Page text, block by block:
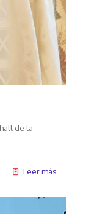
de la
Leer más